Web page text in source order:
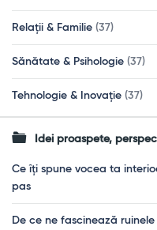
Relații & Familie (37)
Sănătate & Psihologie (37)
Tehnologie & Inovație (37)
Idei proaspete,
Ce îți spune vocea ta
pas
De ce ne fascinează